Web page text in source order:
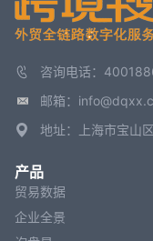
咨询电话：
邮箱：
地址：上海市宝山
产品
贸易数据
企业全景